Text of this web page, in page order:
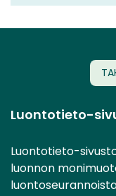
Luontotieto-
Luontotieto-
luonnon